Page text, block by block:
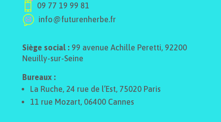
09 77 19 99 81
info@futurenherbe.fr
Siège social : 99 avenue Achille Peretti, 92200
Neuilly-sur-Seine
Bureaux :
La Ruche, 24 rue de l’Est, 75020 Paris
11 rue Mozart, 06400 Cannes